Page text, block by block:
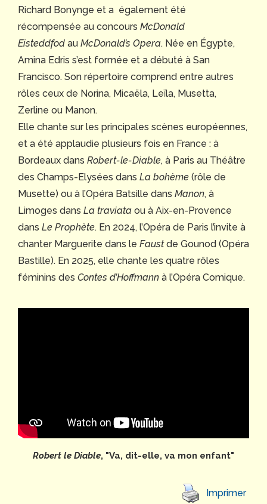
Richard Bonynge et a également été
récompensée au concours McDonald
Eisteddfod au McDonald’s Opera. Née en Égypte,
Amina Edris s’est formée et a débuté à San
Francisco. Son répertoire comprend entre autres
rôles ceux de Norina, Micaëla, Leïla, Musetta,
Zerline ou Manon.
Elle chante sur les principales scènes européennes,
et a été applaudie plusieurs fois en France : à
Bordeaux dans Robert-le-Diable, à Paris au Théâtre
des Champs-Elysées dans La bohème (rôle de
Musette) ou à l’Opéra Batsille dans Manon, à
Limoges dans La traviata ou à Aix-en-Provence
dans Le Prophète. En 2024, l’Opéra de Paris l’invite à
chanter Marguerite dans le Faustde Gounod (Opéra
Bastille). En 2025, elle chante les quatre rôles
féminins des Contes d’Hoffmann à l’Opéra Comique.
Robert le Diable, "Va, dit-elle, va mon enfant"
Imprimer